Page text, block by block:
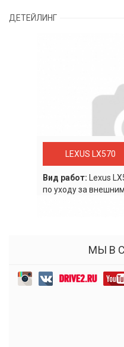
ДЕТЕЙЛИНГ
LEXUS LX570
Вид работ: Lexus
по уходу за внешним
МЫ В